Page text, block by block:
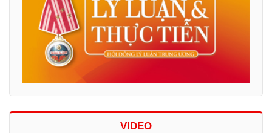
VIDEO